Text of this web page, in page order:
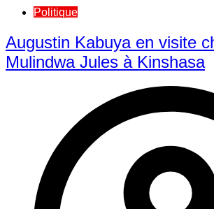
Politique
Augustin Kabuya en visite
Mulindwa Jules à Kinshasa